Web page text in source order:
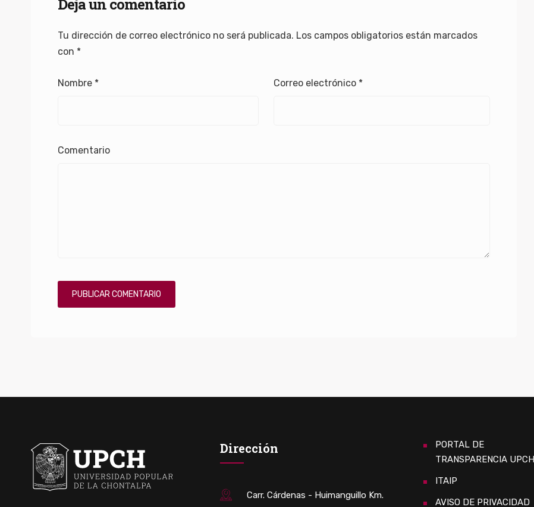
Deja un comentario
Tu dirección de correo electrónico no será publicada. Los campos obligatorios están marcados
con *
Nombre * Correo electrónico *
Comentario
Dirección
Carr. Cárdenas - Huimanguillo Km.
PORTAL DE
TRANSPARENCIA UPCH
ITAIP
AVISO DE PRIVACIDAD